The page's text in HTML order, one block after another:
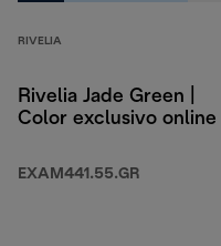
RIVELIA
Rivelia Jade Green |
Color exclusivo online
EXAM441.55.GR